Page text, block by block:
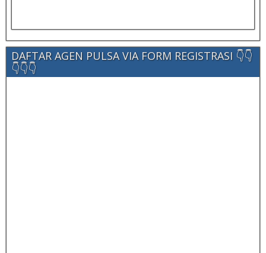
DAFTAR AGEN PULSA VIA FORM REGISTRASI 👇👇
👇👇👇